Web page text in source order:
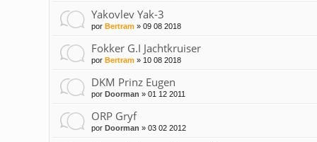
Yakovlev Yak-3
por Bertram» 09 08 2018
Fokker G.I Jachtkruiser
por Bertram» 10 08 2018
DKM Prinz Eugen
por Doorman » 01 12 2011
ORP Gryf
por Doorman » 03 02 2012